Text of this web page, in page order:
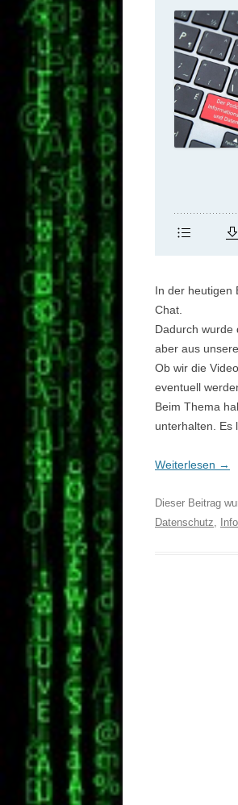
In der heutigen
Chat.
Dadurch wurde
aber aus
Ob wir die
eventuell
Beim Thema
unterhalten. Es
Weiterlesen →
Dieser Beitrag
Datenschutz,